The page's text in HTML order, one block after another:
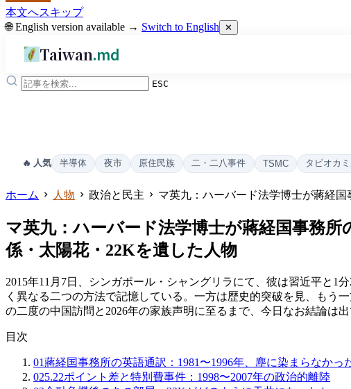
本文へスキップ
🌐 English version available → Switch to English ✕
Taiwan.md
ESC
🔥 人気 半導体 夜市 原住民族 二・二八事件 TSMC タピオカ
ホーム 人物 政治と民主 マ英九：ハーバード法学博士が蔣経
マ英九：ハーバード法学博士が蔣経国事務
係・太陽花・22Kを遺した人物
2015年11月7日、シンガポール・シャングリラにて、彼は習近平と1
く異なる二つの方法で記憶している。一方は歴史的突破を見、もう
の二度の中国訪問と2026年の家族声明に至るまで、今日なお結論は出
目次
01蔣経国事務所の英語通訳：1981〜1996年、塵に染まらなかっ
025.22ポイント差と特別費事件：1998〜2007年の政治的離陸